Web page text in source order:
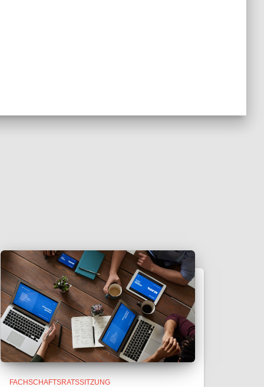
FACHSCHAFTSRATSSITZUNG